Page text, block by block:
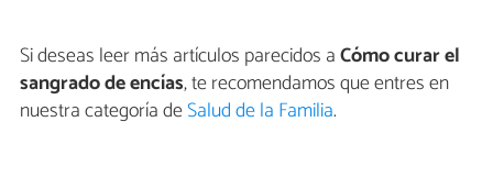
Si deseas leer más artículos parecidos aCómo curar el
sangrado de encías, te recomendamos que entres en
nuestra categoría deSalud de la Familia.